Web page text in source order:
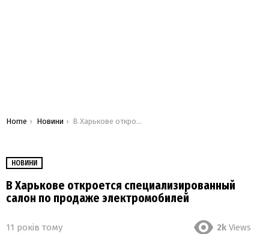
You are here:
Home Новини В Харькове откроется специализированный салон по продаже электромобилей
НОВИНИ
В Харькове откроется специализированный
салон по продаже электромобилей
11 років тому 2k Views